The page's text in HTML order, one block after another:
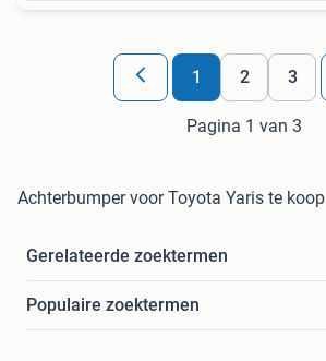
1 2 3
Pagina 1 van 3
Achterbumper voor Toyota Yaris te koop
Gerelateerde zoektermen
Populaire zoektermen